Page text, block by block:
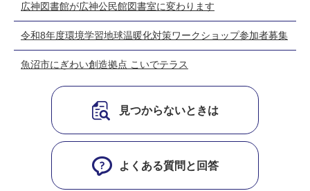
広神図書館が広神公民館図書室に変わります
令和8年度環境学習地球温暖化対策ワークショップ参加者募集
魚沼市にぎわい創造拠点 こいでテラス
見つからないときは
よくある質問と回答